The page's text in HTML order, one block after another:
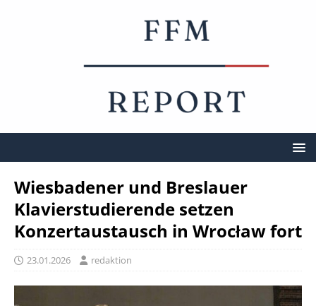
Wiesbadener und Breslauer
Klavierstudierende setzen
Konzertaustausch in Wrocław fort
23.01.2026 redaktion